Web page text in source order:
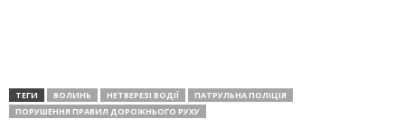
ТЕГИ ВОЛИНЬ НЕТВЕРЕЗІ ВОДІЇ
ПАТРУЛЬНА ПОЛІЦІЯ
ПОРУШЕННЯ ПРАВИЛ ДОРОЖНЬОГО РУХУ